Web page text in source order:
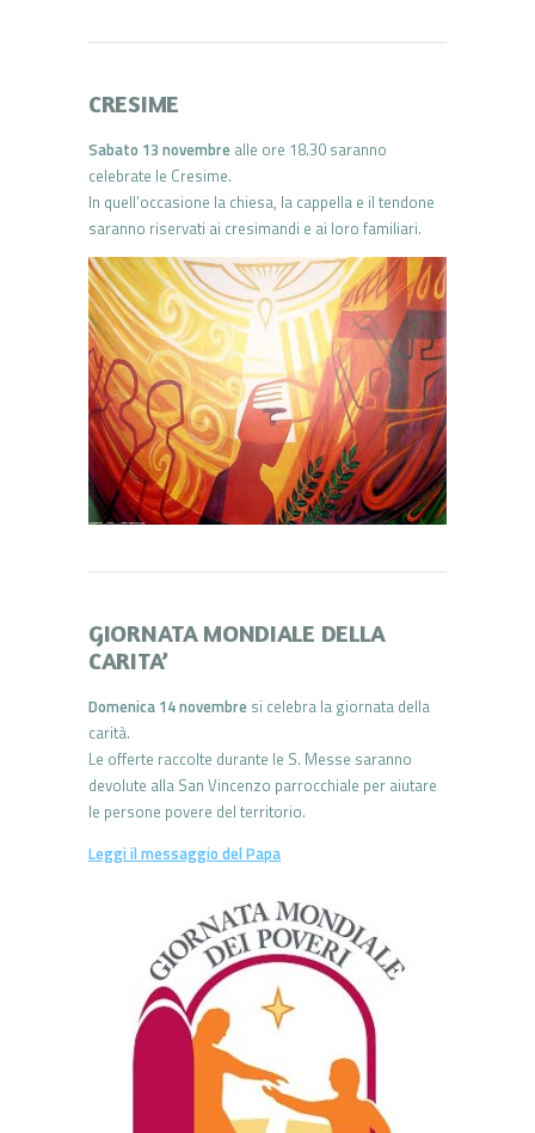
CRESIME
Sabato 13 novembre alle ore 18.30 saranno
celebrate le Cresime.
In quell’occasione la chiesa, la cappella e il tendone
saranno riservati ai cresimandi e ai loro familiari.
GIORNATA MONDIALE DELLA
CARITA’
Domenica 14 novembre si celebra la giornata della
carità.
Le offerte raccolte durante le S. Messe saranno
devolute alla San Vincenzo parrocchiale per aiutare
le persone povere del territorio.
Leggi il messaggio del Papa